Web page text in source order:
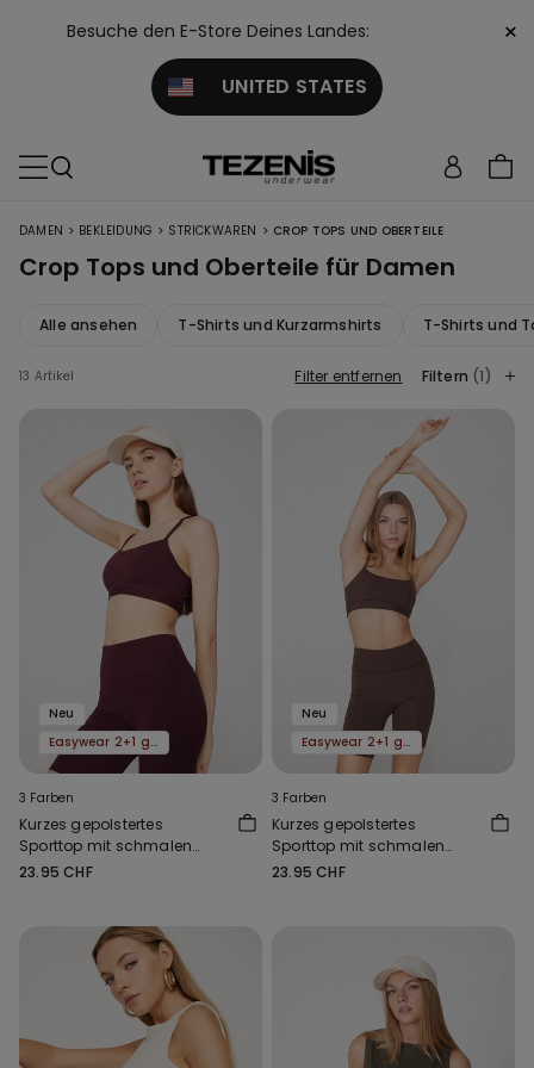
Besuche den E-Store Deines Landes:
UNITED STATES
×
DAMEN > BEKLEIDUNG > STRICKWAREN > CROP TOPS UND OBERTEILE
Crop Tops und Oberteile für Damen
Alle ansehen T-Shirts und Kurzarmshirts T-Shirts und
13 Artikel Filter entfernen Filtern (1)
Neu
Easywear 2+1 gratis
3 Farben
Kurzes gepolstertes
Sporttop mit schmalen
Trägern
23.95 CHF
Neu
Easywear 2+1 gratis
3 Farben
Kurzes gepolstertes
Sporttop mit schmalen
Trägern
23.95 CHF